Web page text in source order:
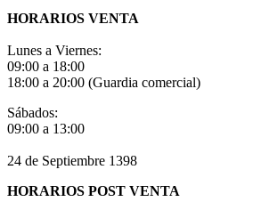
HORARIOS VENTA
Lunes a Viernes:
09:00 a 18:00
18:00 a 20:00 (Guardia comercial)
Sábados:
09:00 a 13:00
24 de Septiembre 1398
HORARIOS POST VENTA